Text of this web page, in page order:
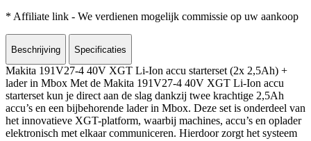
* Affiliate link - We verdienen mogelijk commissie op uw aankoop
Beschrijving Specificaties
Makita 191V27-4 40V XGT Li-Ion accu starterset (2x 2,5Ah) +
lader in Mbox Met de Makita 191V27-4 40V XGT Li-Ion accu
starterset kun je direct aan de slag dankzij twee krachtige 2,5Ah
accu’s en een bijbehorende lader in Mbox. Deze set is onderdeel van
het innovatieve XGT-platform, waarbij machines, accu’s en oplader
elektronisch met elkaar communiceren. Hierdoor zorgt het systeem